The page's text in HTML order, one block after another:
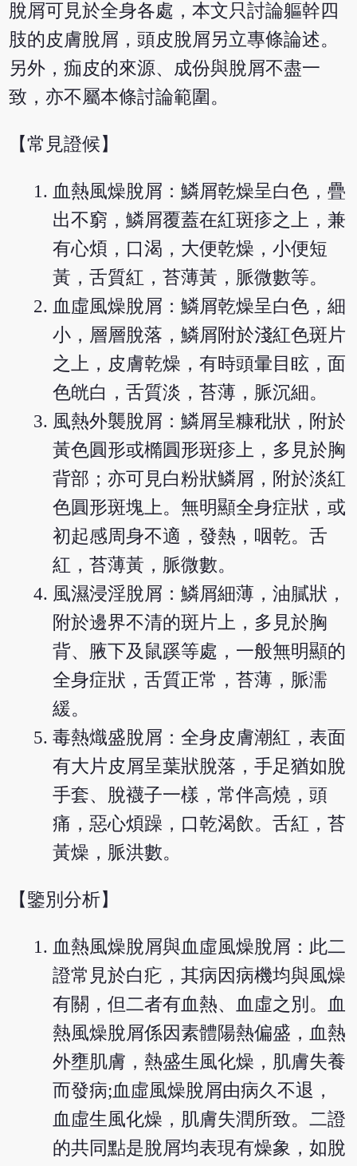
脫屑可見於全身各處，本文只討論軀幹四
肢的皮膚脫屑，頭皮脫屑另立專條論述。
另外，痂皮的來源、成份與脫屑不盡一
致，亦不屬本條討論範圍。
【常見證候】
血熱風燥脫屑：鱗屑乾燥呈白色，疊
出不窮，鱗屑覆蓋在紅斑疹之上，兼
有心煩，口渴，大便乾燥，小便短
黃，舌質紅，苔薄黃，脈微數等。
血虛風燥脫屑：鱗屑乾燥呈白色，細
小，層層脫落，鱗屑附於淺紅色斑片
之上，皮膚乾燥，有時頭暈目眩，面
色㿠白，舌質淡，苔薄，脈沉細。
風熱外襲脫屑：鱗屑呈糠秕狀，附於
黃色圓形或橢圓形斑疹上，多見於胸
背部；亦可見白粉狀鱗屑，附於淡紅
色圓形斑塊上。無明顯全身症狀，或
初起感周身不適，發熱，咽乾。舌
紅，苔薄黃，脈微數。
風濕浸淫脫屑：鱗屑細薄，油膩狀，
附於邊界不清的斑片上，多見於胸
背、腋下及鼠蹊等處，一般無明顯的
全身症狀，舌質正常，苔薄，脈濡
緩。
毒熱熾盛脫屑：全身皮膚潮紅，表面
有大片皮屑呈葉狀脫落，手足猶如脫
手套、脫襪子一樣，常伴高燒，頭
痛，惡心煩躁，口乾渴飲。舌紅，苔
黃燥，脈洪數。
【鑒別分析】
血熱風燥脫屑與血虛風燥脫屑：此二
證常見於白疕，其病因病機均與風燥
有關，但二者有血熱、血虛之別。血
熱風燥脫屑係因素體陽熱偏盛，血熱
外壅肌膚，熱盛生風化燥，肌膚失養
而發病;血虛風燥脫屑由病久不退，
血虛生風化燥，肌膚失潤所致。二證
的共同點是脫屑均表現有燥象，如脫